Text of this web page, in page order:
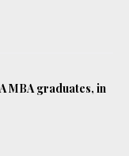
MBA graduates, in